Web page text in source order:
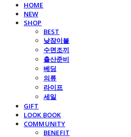
HOME
NEW
SHOP
BEST
낮잠이불
수면조끼
출산준비
베딩
의류
라이프
세일
GIFT
LOOK BOOK
COMMUNITY
BENEFIT